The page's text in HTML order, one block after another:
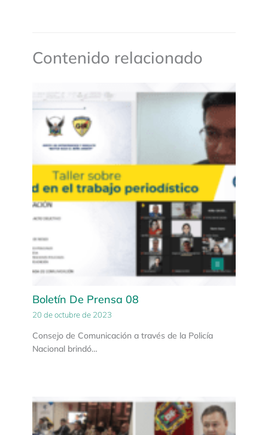
Contenido relacionado
Boletín De Prensa 08
20 de octubre de 2023
Consejo de Comunicación a través de la Policía
Nacional brindó…